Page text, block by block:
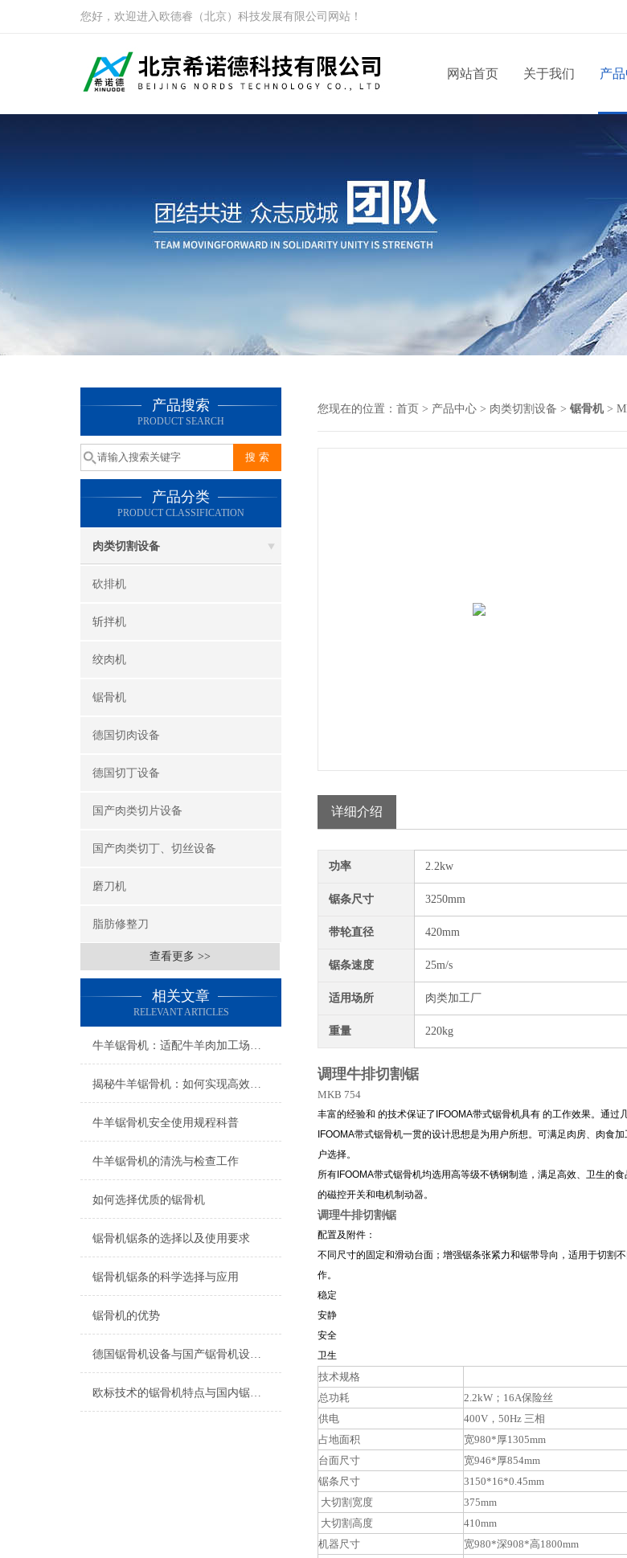
您好，欢迎进入欧德睿（北京）科技发展有限公司网站！
网站首页 关于我们 产
产品搜索
PRODUCT SEARCH
产品分类
PRODUCT CLASSIFICATION
肉类切割设备
砍排机
斩拌机
绞肉机
锯骨机
德国切肉设备
德国切丁设备
国产肉类切片设备
国产肉类切丁、切丝设备
磨刀机
脂肪修整刀
查看更多 >>
相关文章
RELEVANT ARTICLES
牛羊锯骨机：适配牛羊肉加工场景的核心设计优势
揭秘牛羊锯骨机：如何实现高效安全的牛羊骨骼锯切？
牛羊锯骨机安全使用规程科普
牛羊锯骨机的清洗与检查工作
如何选择优质的锯骨机
锯骨机锯条的选择以及使用要求
锯骨机锯条的科学选择与应用
锯骨机的优势
德国锯骨机设备与国产锯骨机设备的区别有哪些？
欧标技术的锯骨机特点与国内锯骨机不同点
您现在的位置： 首页 > 产品中心 > 肉类切割设备 > 锯骨机>
详细介绍
功率 2.2kw
锯条尺寸 3250mm
带轮直径 420mm
锯条速度 25m/s
适用场所 肉类加工厂
重量 220kg
调理牛排切割锯
MKB 754
丰富的经验和 的技术保证了IFOOMA带式锯骨机具有 的工作效果。通
IFOOMA带式锯骨机一贯的设计思想是为用户所想。可满足肉房、肉食
户选择。
所有IFOOMA带式锯骨机均选用高等级不锈钢制造，满足高效、卫生的
的磁控开关和电机制动器。
调理牛排切割锯
配置及附件：
不同尺寸的固定和滑动台面；增强锯条张紧力和锯带导向，适用于切割
作。
稳定
安静
安全
卫生
技术规格
总功耗
2.2kW；16A保险丝
供电
400V，50Hz 三相
占地面积
宽980*厚1305mm
台面尺寸
宽946*厚854mm
锯条尺寸
3150*16*0.45mm
大切割宽度
375mm
大切割高度
410mm
机器尺寸
宽980*深908*高1800mm